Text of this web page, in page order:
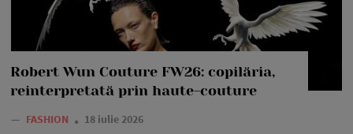
Robert Wun Couture FW26: copilăria,
reinterpretată prin haute-couture
— FASHION 18 iulie 2026